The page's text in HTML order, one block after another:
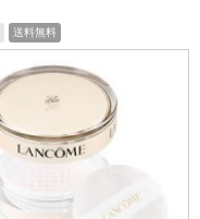
送料無料